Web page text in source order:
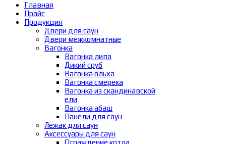
Главная
Прайс
Продукция
Двери для саун
Двери межкомнатные
Вагонка
Вагонка липа
Дикий сруб
Вагонка ольха
Вагонка смерека
Вагонка из скандинавской
ели
Вагонка абаш
Панели для саун
Лежак для саун
Аксессуары для саун